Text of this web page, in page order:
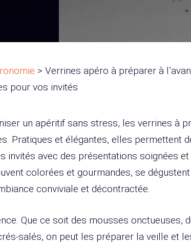
> Verrines apéro à préparer à
pour vos invités
un apéritif sans stress, les verrines à
Pratiques et élégantes, elles permettent
invités avec des présentations soignées
colorées et gourmandes, se
conviviale et décontractée.
Que ce soit des mousses onctueuses,
salés, on peut les préparer la veille et